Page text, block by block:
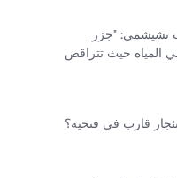
تشيشمي: "جزر
المياه حيث تتراقص
قارب في فتحية؟